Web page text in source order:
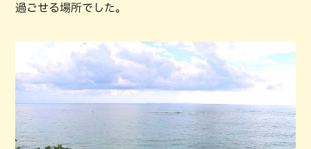
過ごせる場所でした。